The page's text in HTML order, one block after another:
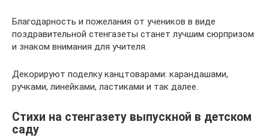
Благодарность и пожелания от учеников в виде
поздравительной стенгазеты станет лучшим сюрпризом
и знаком внимания для учителя.
Декорируют поделку канцтоварами: карандашами,
ручками, линейками, ластиками и так далее.
Стихи на стенгазету выпускной в детском
саду